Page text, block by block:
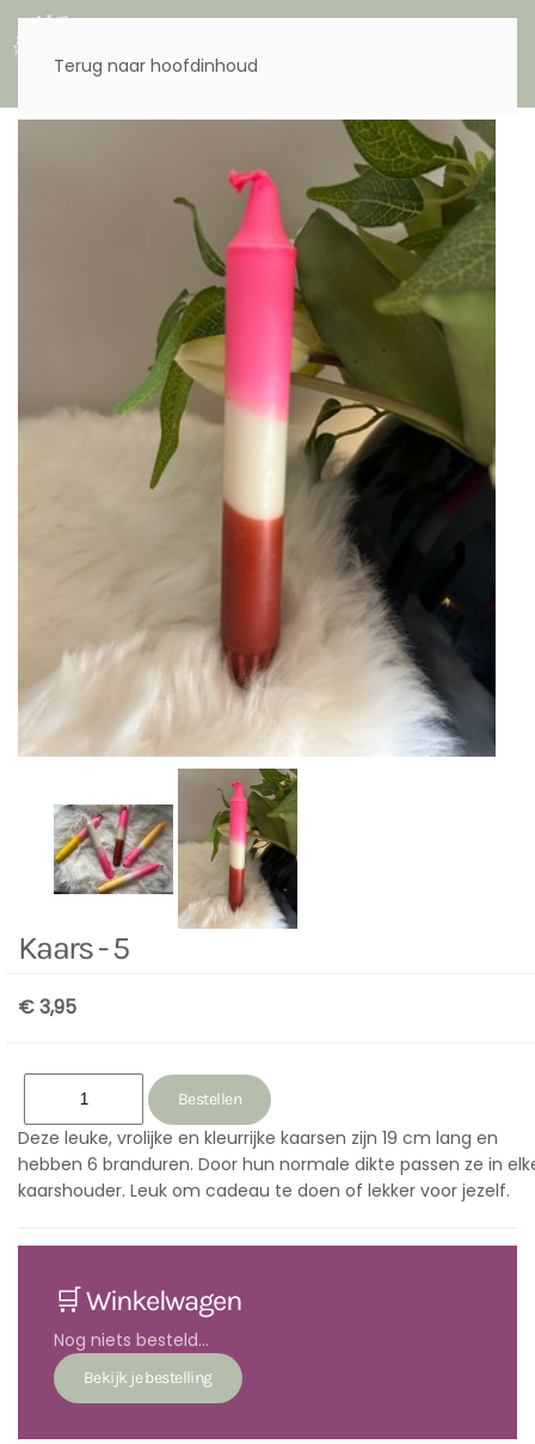
Terug naar hoofdinhoud
Kaars - 5
€ 3,95
Deze leuke, vrolijke en kleurrijke kaarsen zijn 19 cm lang en
hebben 6 branduren. Door hun normale dikte passen ze in
kaarshouder. Leuk om cadeau te doen of lekker voor jezelf.
🛒 Winkelwagen
Nog niets besteld...